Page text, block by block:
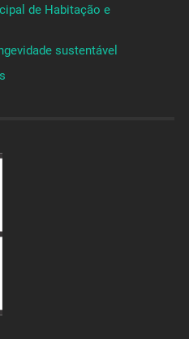
de Habitação e
sustentável